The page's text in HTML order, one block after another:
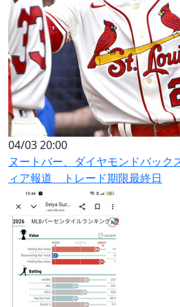
04/03 20:00
ヌートバー、ダイヤモンドバック
ィア報道 トレード期限最終日